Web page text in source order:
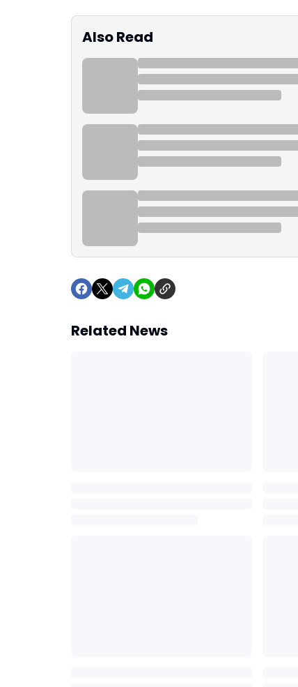
Also Read
Related News